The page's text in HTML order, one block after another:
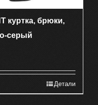
куртка, брюки,
серый
Детали